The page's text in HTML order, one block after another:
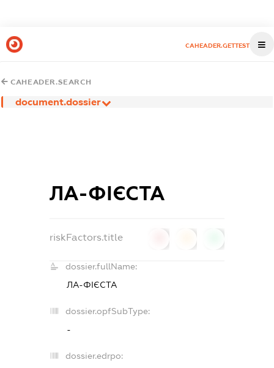
CAHEADER.GETTEST
CAHEADER.SEARCH
document.dossier
ЛА-ФІЄСТА
riskFactors.title
dossier.fullName:
ЛА-ФІЄСТА
dossier.opfSubType:
-
dossier.edrpo: